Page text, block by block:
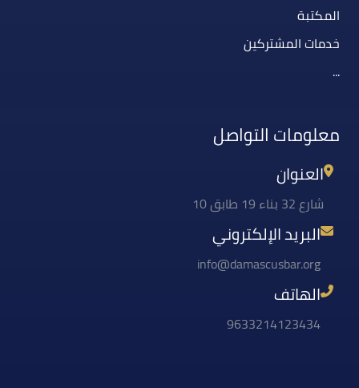
المكتبة
خدمات المشتركين
...
معلومات التواصل
العنوان
شارع 32 بناء 19 طابق 10
البريد الإلكتروني
info@damascusbar.org
الهاتف
9633214123434